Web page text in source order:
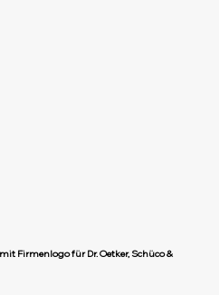
Firmenlogo für Dr. Oetker, Schüco &